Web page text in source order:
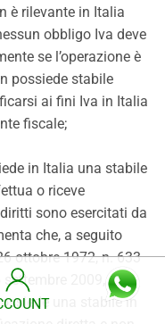
è rilevante in Italia
obbligo Iva deve
se l’operazione è
possiede stabile
ai fini Iva in Italia
fiscale;
in Italia una stabile
o riceve
sono esercitati da
che, a seguito
ottobre 1972, n. 633
settembre 2009, 15 n.
una stabile in